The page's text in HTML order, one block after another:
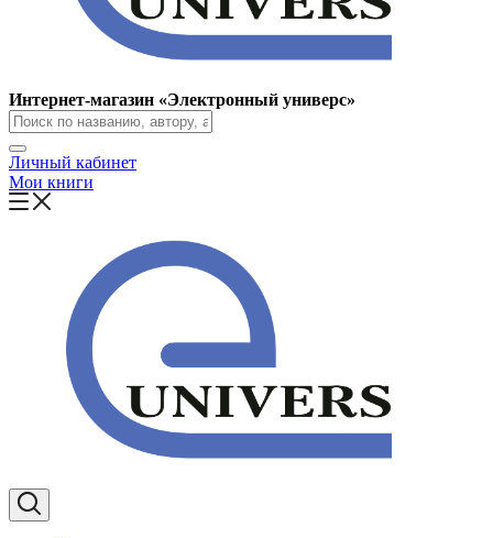
Интернет-магазин «Электронный универс»
Личный кабинет
Мои книги